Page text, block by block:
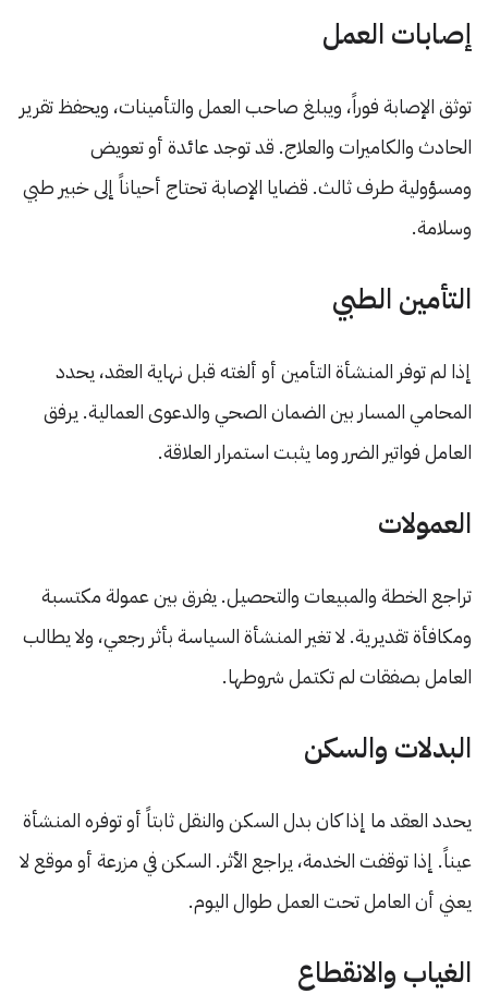
إصابات العمل
توثق الإصابة فوراً، ويبلغ صاحب العمل والتأمينات، ويحفظ تقرير
الحادث والكاميرات والعلاج. قد توجد عائدة أو تعويض
ومسؤولية طرف ثالث. قضايا الإصابة تحتاج أحياناً إلى خبير طبي
وسلامة.
التأمين الطبي
إذا لم توفر المنشأة التأمين أو ألغته قبل نهاية العقد، يحدد
المحامي المسار بين الضمان الصحي والدعوى العمالية. يرفق
العامل فواتير الضرر وما يثبت استمرار العلاقة.
العمولات
تراجع الخطة والمبيعات والتحصيل. يفرق بين عمولة مكتسبة
ومكافأة تقديرية. لا تغير المنشأة السياسة بأثر رجعي، ولا يطالب
العامل بصفقات لم تكتمل شروطها.
البدلات والسكن
يحدد العقد ما إذا كان بدل السكن والنقل ثابتاً أو توفره المنشأة
عيناً. إذا توقفت الخدمة، يراجع الأثر. السكن في مزرعة أو موقع لا
يعني أن العامل تحت العمل طوال اليوم.
الغياب والانقطاع